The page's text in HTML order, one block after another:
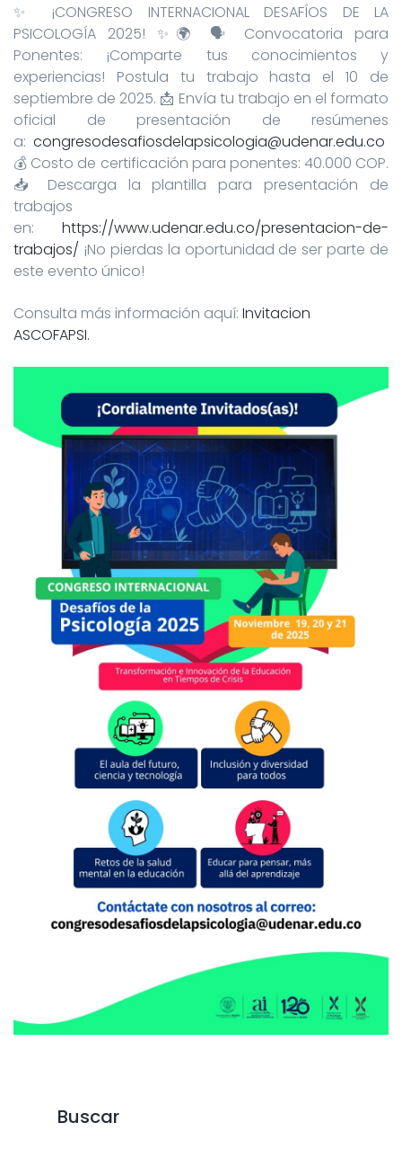
✨ ¡CONGRESO INTERNACIONAL DESAFÍOS DE LA
PSICOLOGÍA 2025! ✨🌍 🗣️ Convocatoria para
Ponentes: ¡Comparte tus conocimientos y
experiencias! Postula tu trabajo hasta el 10 de
septiembre de 2025. 📩 Envía tu trabajo en el formato
oficial de presentación de resúmenes
a: congresodesafiosdelapsicologia@udenar.edu.co
💰 Costo de certificación para ponentes: 40.000 COP.
📥 Descarga la plantilla para presentación de
trabajos
en: https://www.udenar.edu.co/presentacion-de-
trabajos/ ¡No pierdas la oportunidad de ser parte de
este evento único!
Consulta más información aquí: Invitacion
ASCOFAPSI.
Buscar